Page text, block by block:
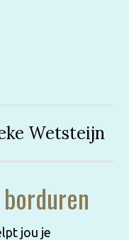
Wetsteijn
jou je